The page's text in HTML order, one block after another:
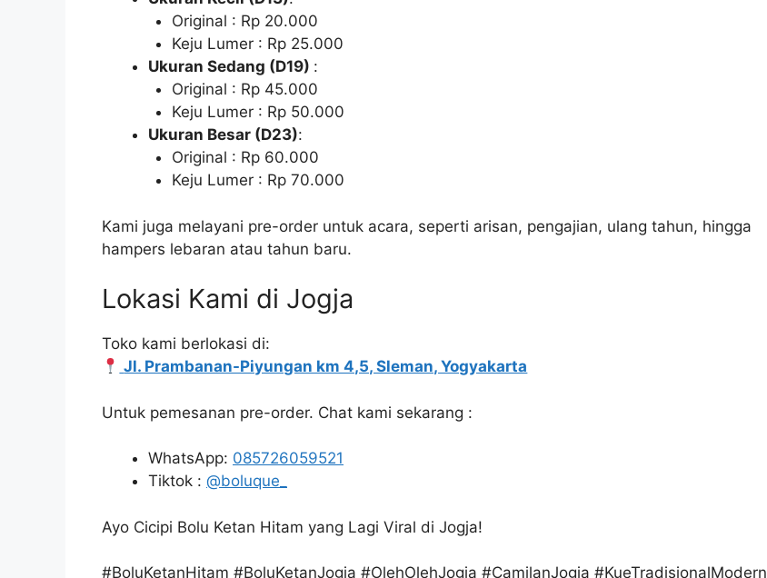
Original : Rp 20.000
Keju Lumer : Rp 25.000
Ukuran Sedang (D19) :
Original : Rp 45.000
Keju Lumer : Rp 50.000
Ukuran Besar (D23):
Original : Rp 60.000
Keju Lumer : Rp 70.000
Kami juga melayani pre-order untuk acara, seperti arisan, pengajian, ulang tahun, hingga
hampers lebaran atau tahun baru.
Lokasi Kami di Jogja
Toko kami berlokasi di:
Jl. Prambanan-Piyungan km 4,5, Sleman, Yogyakarta
Untuk pemesanan pre-order. Chat kami sekarang :
WhatsApp: 085726059521
Tiktok : @boluque_
Ayo Cicipi Bolu Ketan Hitam yang Lagi Viral di Jogja!
#BoluKetanHitam #BoluKetanJogja #OlehOlehJogja #CamilanJogja #KueTradisionalModern